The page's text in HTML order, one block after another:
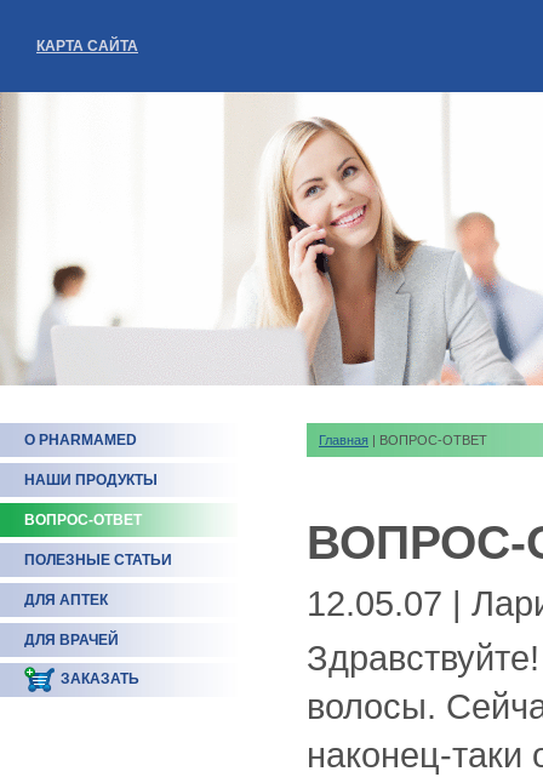
КАРТА САЙТА
О PHARMAMED
НАШИ ПРОДУКТЫ
ВОПРОС-ОТВЕТ
ПОЛЕЗНЫЕ СТАТЬИ
ДЛЯ АПТЕК
ДЛЯ ВРАЧЕЙ
ЗАКАЗАТЬ
Главная | ВОПРОС-ОТВЕТ
ВОПРОС-
12.05.07 |
волосы.
наконец-таки